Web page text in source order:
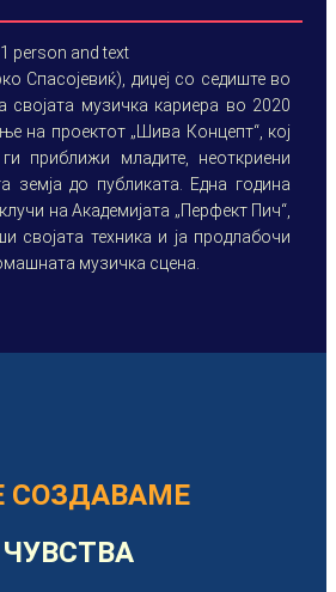
Спасојевиќ), диџеј со седиште во
својата музичка кариера во 2020
на проектот „Шива Концепт“, кој
приближи младите, неоткриени
земја до публиката. Една година
на Академијата „Перфект Пич“,
својата техника и ја продлабочи
музичка сцена.
СОЗДАВАМЕ
ЧУВСТВА